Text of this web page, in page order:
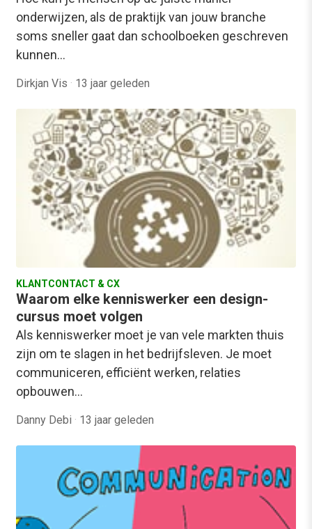
onderwijzen, als de praktijk van jouw branche
soms sneller gaat dan schoolboeken geschreven
kunnen…
Dirkjan Vis · 13 jaar geleden
KLANTCONTACT & CX
Waarom elke kenniswerker een design-
cursus moet volgen
Als kenniswerker moet je van vele markten thuis
zijn om te slagen in het bedrijfsleven. Je moet
communiceren, efficiënt werken, relaties
opbouwen…
Danny Debi · 13 jaar geleden